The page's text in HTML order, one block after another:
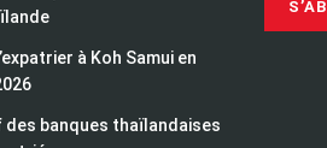
à Koh Samui en
des banques thaïlandaises